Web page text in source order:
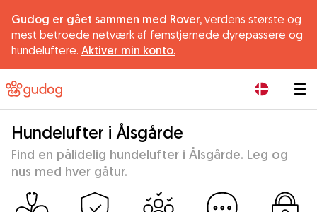
Gudog er gået sammen med Rover, verdens største og
mest betroede netværk af femstjernede dyrepassere og
hundeluftere. Aktiver min konto.
Hundelufter i Ålsgårde
Find en pålidelig hundelufter i Ålsgårde. Leg og
nus med hver gåtur.